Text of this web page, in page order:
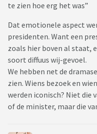
te zien hoe erg het was”
Dat emotionele aspect
presidenten. Want een
zoals hier boven al staat,
soort diffuus wij-gevoel.
We hebben net de
zien. Wiens bezoek en
werden iconisch? Niet die
of de minister, maar die